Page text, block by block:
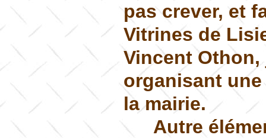
pas crever, et
Vitrines de
Vincent
organisant
la mairie.
Autre